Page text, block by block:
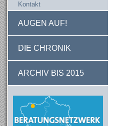
Kontakt
AUGEN AUF!
DIE CHRONIK
ARCHIV BIS 2015